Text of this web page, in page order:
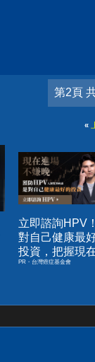
第2頁
«
立即諮詢HPV
對自己健康最
投資，把握現
嫌晚！
PR・台灣癌症基金會